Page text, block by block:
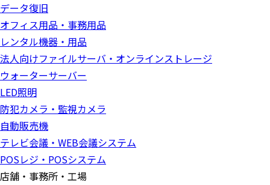
データ復旧
オフィス用品・事務用品
レンタル機器・用品
法人向けファイルサーバ・オンラインストレージ
ウォーターサーバー
LED照明
防犯カメラ・監視カメラ
自動販売機
テレビ会議・WEB会議システム
POSレジ・POSシステム
店舗・事務所・工場